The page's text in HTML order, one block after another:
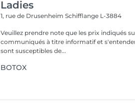
Ladies
1, rue de DrusenheimSchifflange L-3884
Veuillez prendre note que les prix indiqués
communiqués à titre informatif et
sont susceptibles de...
BOTOX